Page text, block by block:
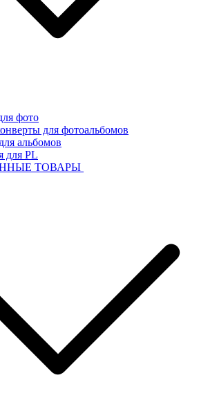
фото
для фотоальбомов
альбомов
для PL
ТОВАРЫ